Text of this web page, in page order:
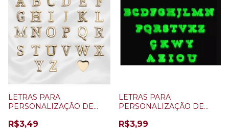
LETRAS PARA
PERSONALIZAÇÃO DE
R$3,49
LETRAS PARA
PERSONALIZAÇÃO DE
ESCURO
R$3,99